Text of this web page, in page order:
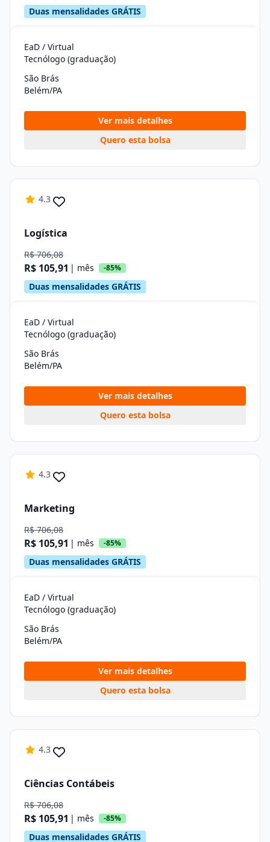
Duas mensalidades GRÁTIS
EaD / Virtual
Tecnólogo (graduação)
São Brás
Belém/PA
Ver mais detalhes
Quero esta bolsa
4.3
Logística
R$ 706,08
R$ 105,91 | mês -85%
Duas mensalidades GRÁTIS
EaD / Virtual
Tecnólogo (graduação)
São Brás
Belém/PA
Ver mais detalhes
Quero esta bolsa
4.3
Marketing
R$ 706,08
R$ 105,91 | mês -85%
Duas mensalidades GRÁTIS
EaD / Virtual
Tecnólogo (graduação)
São Brás
Belém/PA
Ver mais detalhes
Quero esta bolsa
4.3
Ciências Contábeis
R$ 706,08
R$ 105,91 | mês -85%
Duas mensalidades GRÁTIS